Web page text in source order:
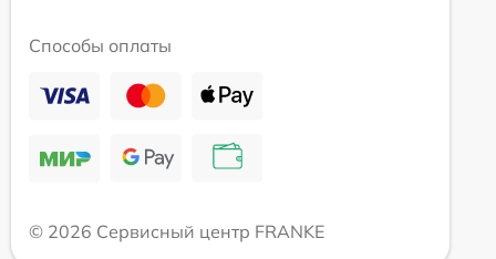
Способы оплаты
© 2026 Сервисный центр FRANKE